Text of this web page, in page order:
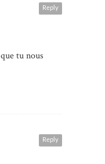
Reply
tu nous
Reply